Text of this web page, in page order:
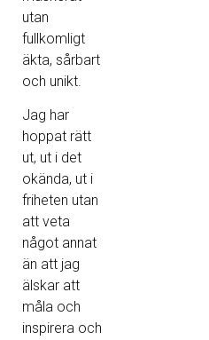
utan
fullkomligt
äkta, sårbart
och unikt.
Jag har
hoppat rätt
ut, ut i det
okända, ut i
friheten utan
att veta
något annat
än att jag
älskar att
måla och
inspirera och